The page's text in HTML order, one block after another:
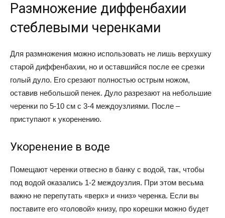
Размножение диффенбахии
стеблевыми черенками
Для размножения можно использовать не лишь верхушку
старой диффенбахии, но и оставшийся после ее срезки
голый дуло. Его срезают полностью острым ножом,
оставив небольшой пенек. Дуло разрезают на небольшие
черенки по 5-10 см с 3-4 междоузлиями. После –
приступают к укоренению.
Укоренение в воде
Помещают черенки отвесно в банку с водой, так, чтобы
под водой оказались 1-2 междоузлия. При этом весьма
важно не перепутать «верх» и «низ» черенка. Если вы
поставите его «головой» книзу, про корешки можно будет